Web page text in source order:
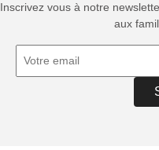
Inscrivez vous à notre
aux